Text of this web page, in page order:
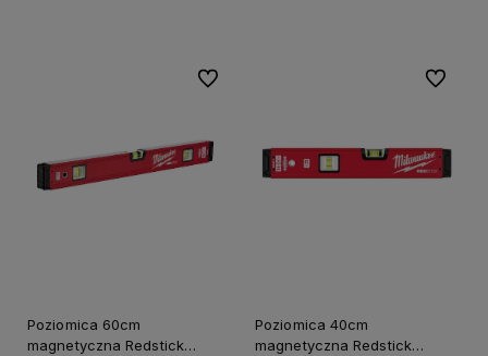
Poziomica 60cm
magnetyczna Redstick
Do ulubionych
Poziomica 40cm
magnetyczna Redstick
Do